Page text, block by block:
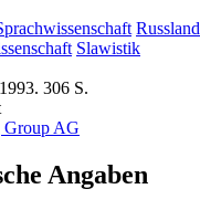
Russland
Slawistik
306 S.
Group AG
Angaben